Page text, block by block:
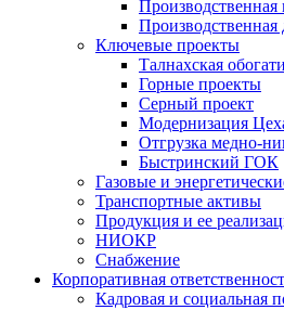
Производственная
Производственная
Ключевые проекты
Талнахская
Горные проекты
Серный проект
Модернизация
Отгрузка медно-
Быстринский ГОК
Газовые и
Транспортные активы
Продукция и ее
НИОКР
Снабжение
Корпоративная
Кадровая и социальная